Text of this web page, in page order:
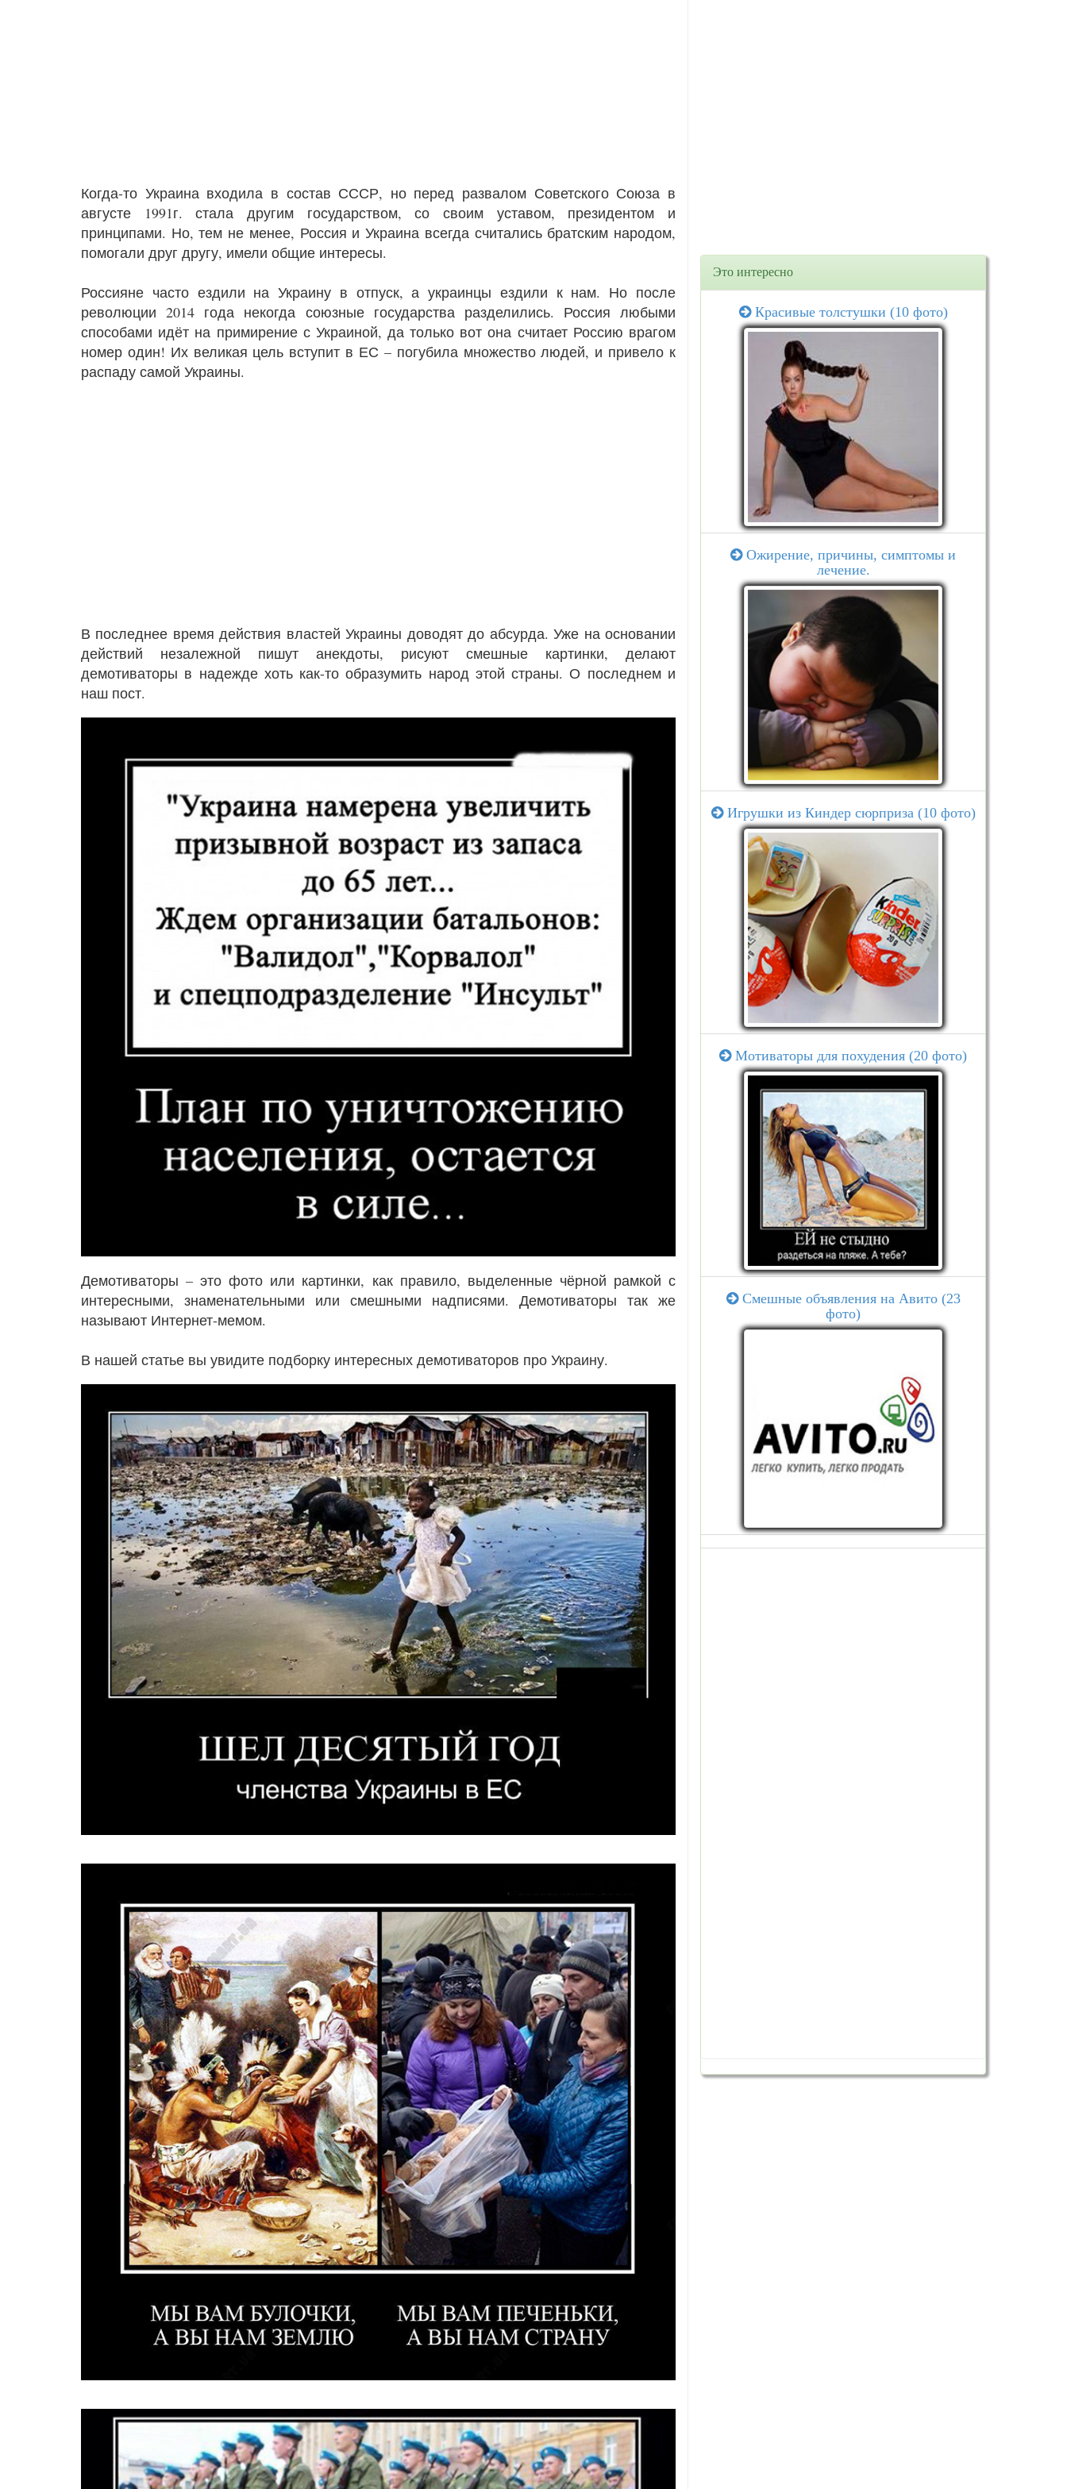
Когда-то Украина входила в состав СССР, но перед развалом Советского Союза в
августе 1991г. стала другим государством, со своим уставом, президентом и
принципами. Но, тем не менее, Россия и Украина всегда считались братским народом,
помогали друг другу, имели общие интересы.
Россияне часто ездили на Украину в отпуск, а украинцы ездили к нам. Но после
революции 2014 года некогда союзные государства разделились. Россия любыми
способами идёт на примирение с Украиной, да только вот она считает Россию врагом
номер один! Их великая цель вступит в ЕС – погубила множество людей, и привело к
распаду самой Украины.
В последнее время действия властей Украины доводят до абсурда. Уже на основании
действий незалежной пишут анекдоты, рисуют смешные картинки, делают
демотиваторы в надежде хоть как-то образумить народ этой страны. О последнем и
наш пост.
Демотиваторы – это фото или картинки, как правило, выделенные чёрной рамкой с
интересными, знаменательными или смешными надписями. Демотиваторы так же
называют Интернет-мемом.
В нашей статье вы увидите подборку интересных демотиваторов про Украину.
Это интересно
Красивые толстушки (10 фото)
Ожирение, причины, симптомы и
лечение.
Игрушки из Киндер сюрприза (10 фото)
Мотиваторы для похудения (20 фото)
Смешные объявления на Авито (23
фото)